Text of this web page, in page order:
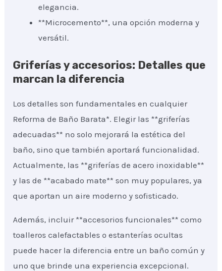
elegancia.
**Microcemento**, una opción moderna y
versátil.
Griferías y accesorios: Detalles que
marcan la diferencia
Los detalles son fundamentales en cualquier
Reforma de Baño Barata*. Elegir las **griferías
adecuadas** no solo mejorará la estética del
baño, sino que también aportará funcionalidad.
Actualmente, las **griferías de acero inoxidable**
y las de **acabado mate** son muy populares, ya
que aportan un aire moderno y sofisticado.
Además, incluir **accesorios funcionales** como
toalleros calefactables o estanterías ocultas
puede hacer la diferencia entre un baño común y
uno que brinde una experiencia excepcional.